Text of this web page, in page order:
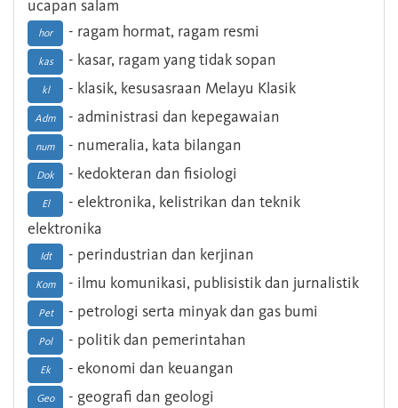
ucapan salam
hor - ragam hormat, ragam resmi
kas - kasar, ragam yang tidak sopan
kl - klasik, kesusasraan Melayu Klasik
Adm - administrasi dan kepegawaian
num - numeralia, kata bilangan
Dok - kedokteran dan fisiologi
El
- elektronika, kelistrikan dan teknik
elektronika
Idt - perindustrian dan kerjinan
Kom - ilmu komunikasi, publisistik dan jurnalistik
Pet - petrologi serta minyak dan gas bumi
Pol - politik dan pemerintahan
Ek - ekonomi dan keuangan
Geo - geografi dan geologi